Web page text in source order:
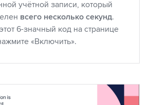
учётной записи, который
всего несколько секунд.
6-значный код на странице
«Включить».